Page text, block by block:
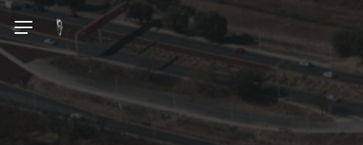
Skip
to
main
content
Menu